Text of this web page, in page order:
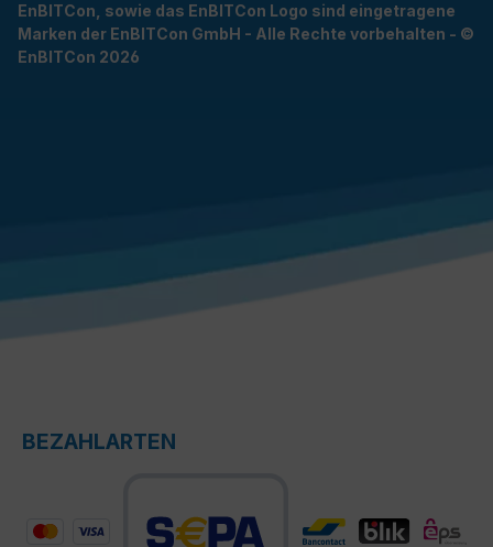
EnBITCon, sowie das EnBITCon Logo sind eingetragene
Marken der EnBITCon GmbH - Alle Rechte vorbehalten - ©
EnBITCon 2026
BEZAHLARTEN